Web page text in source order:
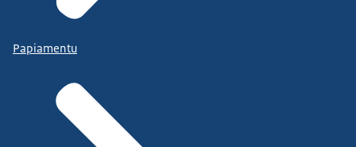
Papiamentu